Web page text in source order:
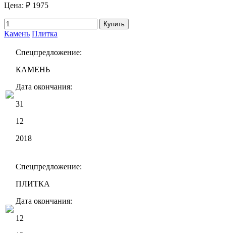
Цена: ₽ 1975
Купить
Камень Плитка
Спецпредложение:
КАМЕНЬ
Дата окончания:
31
12
2018
Спецпредложение:
ПЛИТКА
Дата окончания:
12